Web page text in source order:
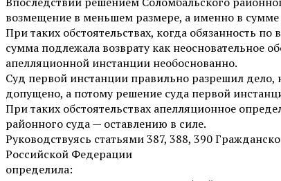
возмещение в меньшем размере, а именно в
При таких обстоятельствах, когда обязанность
сумма подлежала возврату как неосновательное
апелляционной инстанции необоснованно.
Суд первой инстанции правильно разрешил
допущено, а потому решение суда первой
При таких обстоятельствах апелляционное
районного суда — оставлению в силе.
Руководствуясь статьями 387, 388, 390
Российской Федерации
определила: